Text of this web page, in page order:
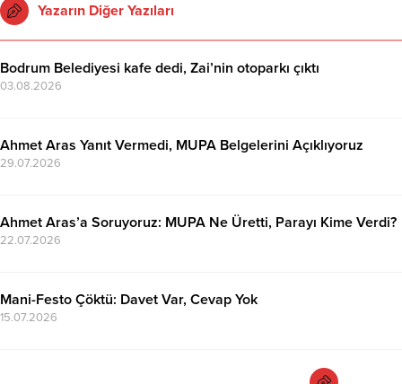
Yazarın Diğer Yazıları
Bodrum Belediyesi kafe dedi, Zai’nin otoparkı çıktı
03.08.2026
Ahmet Aras Yanıt Vermedi, MUPA Belgelerini Açıklıyoruz
29.07.2026
Ahmet Aras’a Soruyoruz: MUPA Ne Üretti, Parayı Kime Verdi?
22.07.2026
Mani-Festo Çöktü: Davet Var, Cevap Yok
15.07.2026